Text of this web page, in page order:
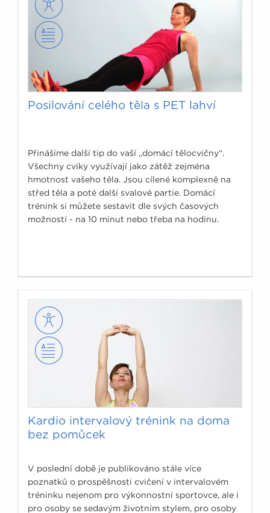
Posilování celého těla s PET lahví
Přinášíme další tip do vaší „domácí tělocvičny“.
Všechny cviky využívají jako zátěž zejména
hmotnost vašeho těla. Jsou cílené komplexně na
střed těla a poté další svalové partie. Domácí
trénink si můžete sestavit dle svých časových
možností - na 10 minut nebo třeba na hodinu.
Kardio intervalový trénink na doma
bez pomůcek
V poslední době je publikováno stále více
poznatků o prospěšnosti cvičení v intervalovém
tréninku nejenom pro výkonnostní sportovce, ale i
pro osoby se sedavým životním stylem, pro osoby